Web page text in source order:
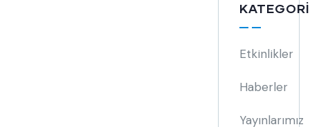
Etkinlikler
Haberler
Yayınlarımız